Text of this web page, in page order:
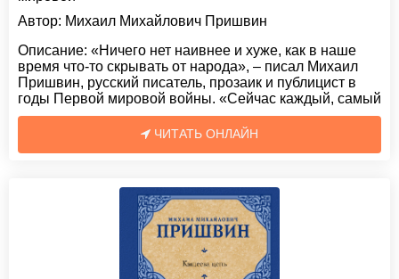
Автор: Михаил Михайлович Пришвин
Описание: «Ничего нет наивнее и хуже, как в наше
время что-то скрывать от народа», – писал Михаил
Пришвин, русский писатель, прозаик и публицист в
годы Первой мировой войны. «Сейчас каждый, самый
ЧИТАТЬ ОНЛАЙН